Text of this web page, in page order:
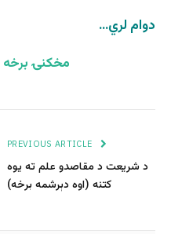
دوام لري…
مخکنۍ برخه
د شریعت د مقاصدو علم ته یوه
کتنه (اوه دېرشمه برخه)